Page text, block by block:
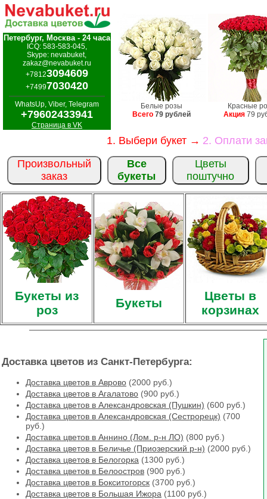
Петербург, Москва - 24 часа
ICQ: 583-583-045,
Skype: nevabuket,
zakaz@nevabuket.ru
+78123094609
+74997030420
WhatsUp, Viber, Telegram
+79602433941
Страница в VK
Белые розы
Всего 79 рублей
Красные
Акция 79
1. Выбери букет → 2. Оплати
Произвольный
заказ
Все
букеты
Цветы
поштучно
Букеты из
роз
Букеты
Цветы в
корзинах
Доставка цветов из Санкт-Петербурга:
Доставка цветов в Аврово (2000 руб.)
Доставка цветов в Агалатово (900 руб.)
Доставка цветов в Александровская (Пушкин) (600 руб.)
Доставка цветов в Александровская (Сестрорецк) (700
руб.)
Доставка цветов в Аннино (Лом. р-н ЛО) (800 руб.)
Доставка цветов в Беличье (Приозерский р-н) (2000 руб.)
Доставка цветов в Белогорка (1300 руб.)
Доставка цветов в Белоостров (900 руб.)
Доставка цветов в Бокситогорск (3700 руб.)
Доставка цветов в Большая Ижора (1100 руб.)